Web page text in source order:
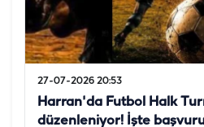
27-07-2026 20:53
Harran'da Futbol Halk
düzenleniyor! İşte